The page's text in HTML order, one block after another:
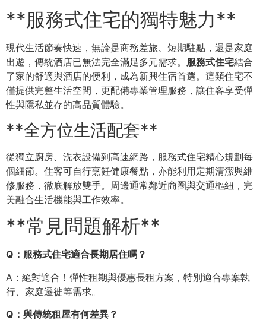
**服務式住宅的獨特魅力**
現代生活節奏快速，無論是商務差旅、短期駐點，還是家庭
出遊，傳統酒店已無法完全滿足多元需求。 服務式住宅結合
了家的舒適與酒店的便利，成為新興住宿首選。這類住宅不
僅提供完整生活空間，更配備專業管理服務，讓住客享受彈
性與隱私並存的高品質體驗。
**全方位生活配套**
從獨立廚房、洗衣設備到高速網路，服務式住宅精心規劃每
個細節。住客可自行烹飪健康餐點，亦能利用定期清潔與維
修服務，徹底解放雙手。周邊通常鄰近商圈與交通樞紐，完
美融合生活機能與工作效率。
**常見問題解析**
Q：服務式住宅適合長期居住嗎？
A：絕對適合！彈性租期與優惠長租方案，特別適合專案執
行、家庭遷徙等需求。
Q：與傳統租屋有何差異？